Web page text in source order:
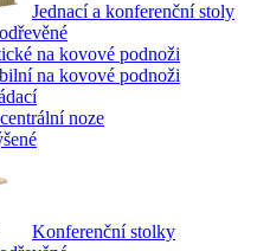
Jednací a konferenční stoly
na kovové podnoži
na kovové podnoži
noze
Konferenční stolky